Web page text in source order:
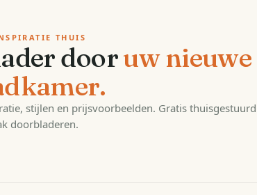
THUIS
dooruw nieuwe
stijlen en prijsvoorbeelden. Gratis
doorbladeren.